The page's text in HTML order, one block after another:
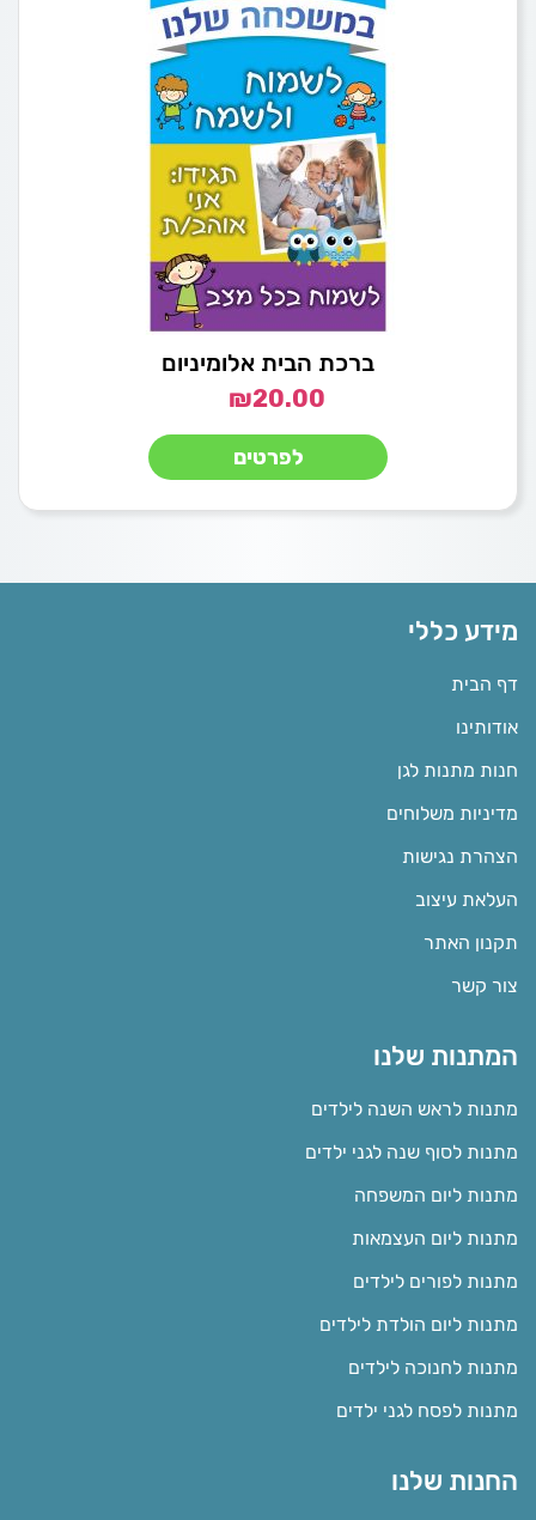
ברכת הבית אלומיניום
₪20.00
לפרטים
מידע כללי
דף הבית
אודותינו
חנות מתנות לגן
מדיניות משלוחים
הצהרת נגישות
העלאת עיצוב
תקנון האתר
צור קשר
המתנות שלנו
מתנות לראש השנה לילדים
מתנות לסוף שנה לגני ילדים
מתנות ליום המשפחה
מתנות ליום העצמאות
מתנות לפורים לילדים
מתנות ליום הולדת לילדים
מתנות לחנוכה לילדים
מתנות לפסח לגני ילדים
החנות שלנו